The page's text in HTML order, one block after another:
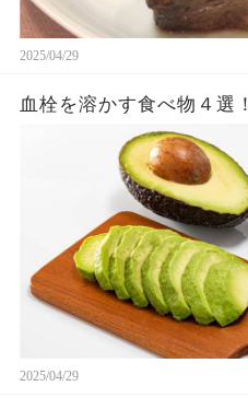
2025/04/29
血栓を溶かす食べ物４選！
2025/04/29